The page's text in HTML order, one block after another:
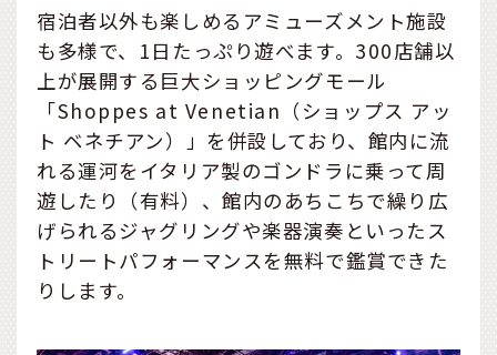
宿泊者以外も楽しめるアミューズメント施設
も多様で、1日たっぷり遊べます。300店舗以
上が展開する巨大ショッピングモール
「Shoppes at Venetian（ショップス アッ
ト ベネチアン）」を併設しており、館内に流
れる運河をイタリア製のゴンドラに乗って周
遊したり（有料）、館内のあちこちで繰り広
げられるジャグリングや楽器演奏といったス
トリートパフォーマンスを無料で鑑賞できた
りします。